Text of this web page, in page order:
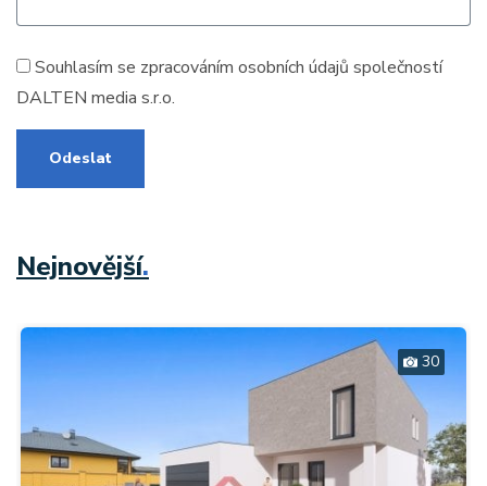
Souhlasím se zpracováním osobních údajů společností
DALTEN media s.r.o.
Odeslat
Nejnovější.
30